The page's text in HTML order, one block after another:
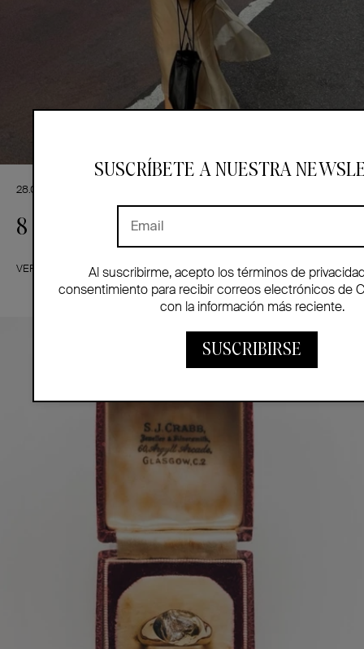
28.07.2026
8 formas de llevar la organza
VER MÁS
SUSCRÍBETE A NUESTRA
Al suscribirme, acepto los términos de
consentimiento para recibir correos electrónicos de
con la información más reciente.
SUSCRIBIRSE